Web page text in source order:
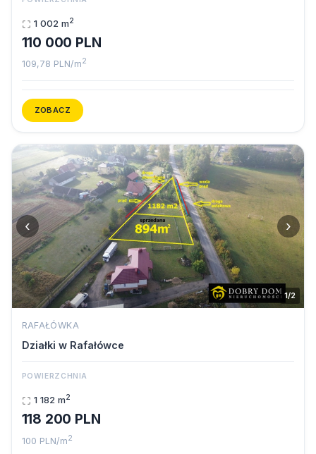
1 002 m2
110 000 PLN
109,78 PLN/m2
ZOBACZ
‹ ›
1/2
RAFAŁÓWKA
Działki w Rafałówce
POWIERZCHNIA
1 182 m2
118 200 PLN
100 PLN/m2